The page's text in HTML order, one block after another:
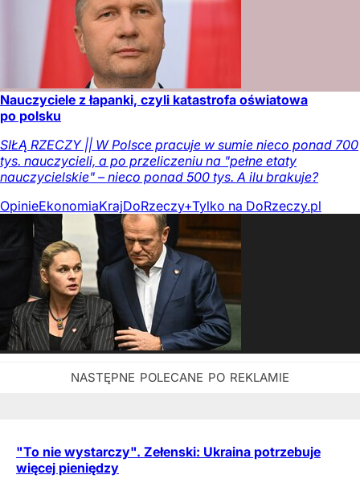
Nauczyciele z łapanki, czyli katastrofa oświatowa
po polsku
SIŁĄ RZECZY || W Polsce pracuje w sumie nieco ponad 700
tys. nauczycieli, a po przeliczeniu na "pełne etaty
nauczycielskie" – nieco ponad 500 tys. A ilu brakuje?
OpinieEkonomiaKrajDoRzeczy+Tylko na DoRzeczy.pl
"To nie wystarczy". Zełenski: Ukraina potrzebuje
więcej pieniędzy